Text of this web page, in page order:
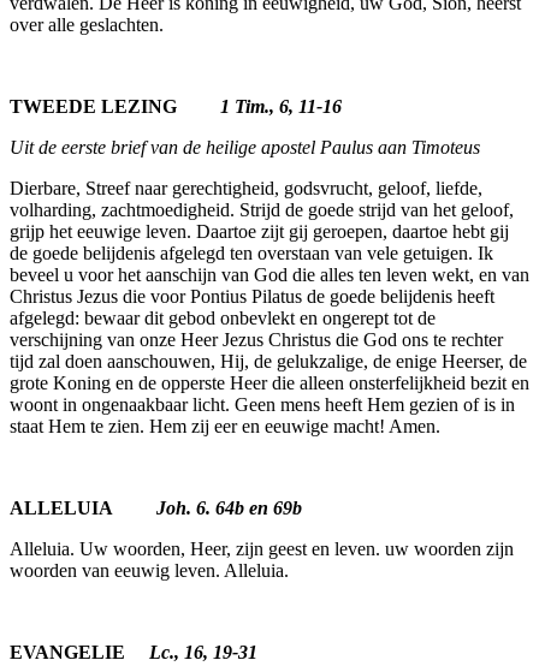
over alle geslachten.
TWEEDE LEZING
1 Tim., 6, 11-16
Uit de eerste brief van de heilige apostel Paulus aan Timoteus
Dierbare, Streef naar gerechtigheid, godsvrucht, geloof, liefde,
volharding, zachtmoedigheid. Strijd de goede strijd van het geloof,
grijp het eeuwige leven. Daartoe zijt gij geroepen, daartoe hebt gij
de goede belijdenis afgelegd ten overstaan van vele getuigen. Ik
beveel u voor het aanschijn van God die alles ten leven wekt, en van
Christus Jezus die voor Pontius Pilatus de goede belijdenis heeft
afgelegd: bewaar dit gebod onbevlekt en ongerept tot de
verschijning van onze Heer Jezus Christus die God ons te rechter
tijd zal doen aanschouwen, Hij, de gelukzalige, de enige Heerser, de
grote Koning en de opperste Heer die alleen onsterfelijkheid bezit en
woont in ongenaak­baar licht. Geen mens heeft Hem gezien of is in
staat Hem te zien. Hem zij eer en eeuwige macht! Amen.
ALLELUIA Joh. 6. 64b en 69b
Alleluia. Uw woorden, Heer, zijn geest en leven. uw woorden zijn
woorden van eeuwig leven. Alleluia.
EVANGELIE Lc., 16, 19-31